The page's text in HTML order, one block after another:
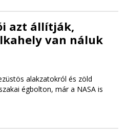
azt állítják,
van náluk
alakzatokról és zöld
égbolton, már a NASA is